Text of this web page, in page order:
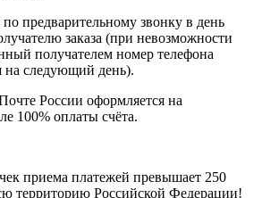
предварительному звонку в день
заказа (при невозможности
получателем номер телефона
на следующий день).
России оформляется на
100% оплаты счёта.
приема платежей превышает 250
территорию Российской Федерации!